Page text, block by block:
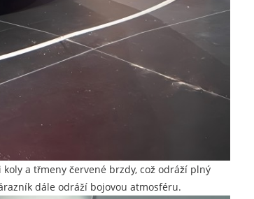
a třmeny červené brzdy, což odráží plný
dále odráží bojovou atmosféru.